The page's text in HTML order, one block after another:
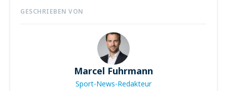
GESCHRIEBEN VON
Marcel Fuhrmann
Sport-News-Redakteur